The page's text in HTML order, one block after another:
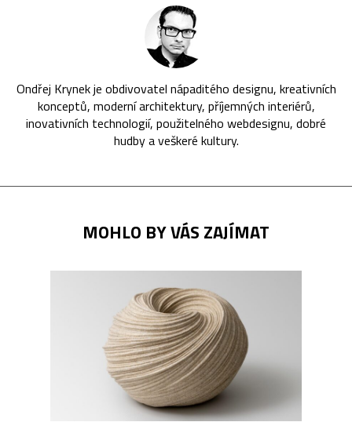
Ondřej Krynek je obdivovatel nápaditého designu, kreativních
konceptů, moderní architektury, příjemných interiérů,
inovativních technologií, použitelného webdesignu, dobré
hudby a veškeré kultury.
MOHLO BY VÁS ZAJÍMAT